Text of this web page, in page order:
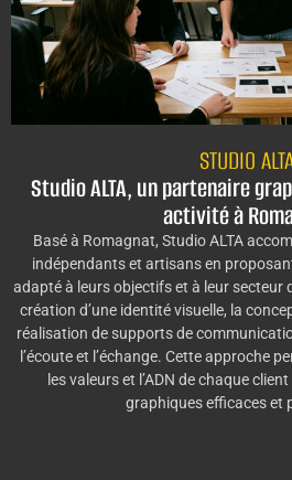
STUDIO
Studio ALTA, un partenaire
activité à
Basé à Romagnat, Studio ALTA
indépendants et artisans en
adapté à leurs objectifs et à leur secteur
création d’une identité visuelle, la
réalisation de supports de
l’écoute et l’échange. Cette approche
les valeurs et l’ADN de chaque
graphiques efficaces et